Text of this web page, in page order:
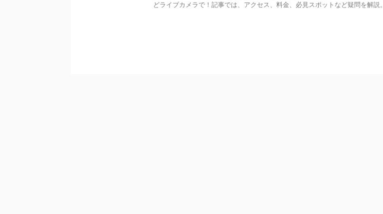
どライブカメラで！記事では、アクセス、料金、必見スポットなど疑問を解説。